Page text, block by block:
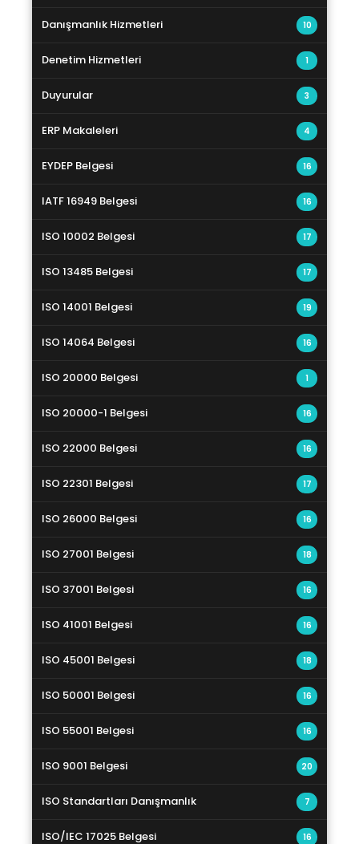
Danışmanlık Hizmetleri 10
Denetim Hizmetleri 1
Duyurular 3
ERP Makaleleri 4
EYDEP Belgesi 16
IATF 16949 Belgesi 16
ISO 10002 Belgesi 17
ISO 13485 Belgesi 17
ISO 14001 Belgesi 19
ISO 14064 Belgesi 16
ISO 20000 Belgesi 1
ISO 20000-1 Belgesi 16
ISO 22000 Belgesi 16
ISO 22301 Belgesi 17
ISO 26000 Belgesi 16
ISO 27001 Belgesi 18
ISO 37001 Belgesi 16
ISO 41001 Belgesi 16
ISO 45001 Belgesi 18
ISO 50001 Belgesi 16
ISO 55001 Belgesi 16
ISO 9001 Belgesi 20
ISO Standartları Danışmanlık 7
ISO/IEC 17025 Belgesi 16